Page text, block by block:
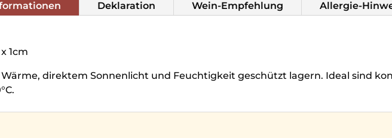
Deklaration Wein-Empfehlung Allergie-
x 1cm
Wärme, direktem Sonnenlicht und Feuchtigkeit geschützt lagern. Ideal sind